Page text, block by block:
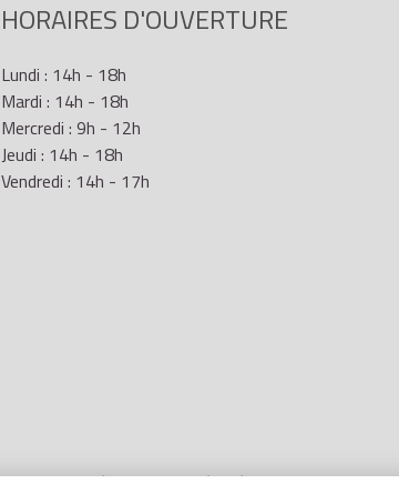
HORAIRES D'OUVERTURE
Lundi : 14h - 18h
Mardi : 14h - 18h
Mercredi : 9h - 12h
Jeudi : 14h - 18h
Vendredi : 14h - 17h
Mentions Légales- Site réalisé parLR Marketing